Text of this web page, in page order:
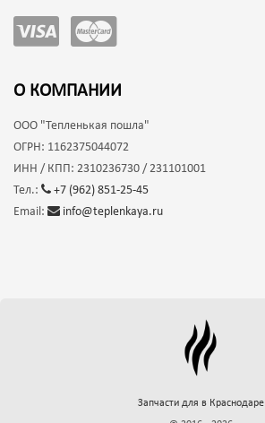
О КОМПАНИИ
ООО "Тепленькая пошла"
ОГРН: 1162375044072
ИНН / КПП: 2310236730 / 231101001
Тел.:
+7 (962) 851-25-45
Email:
info@teplenkaya.ru
Запчасти для в Краснодаре